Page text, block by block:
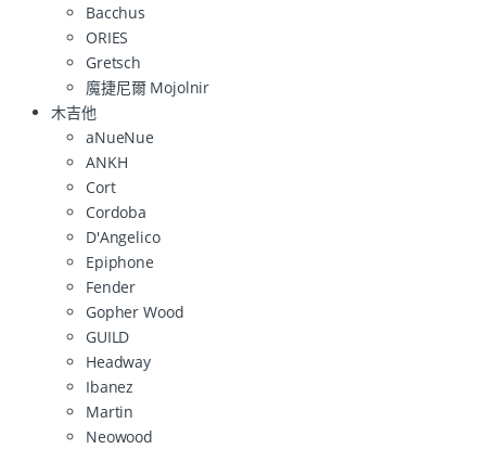
Bacchus
ORIES
Gretsch
魔捷尼爾 Mojolnir
木吉他
aNueNue
ANKH
Cort
Cordoba
D'Angelico
Epiphone
Fender
Gopher Wood
GUILD
Headway
Ibanez
Martin
Neowood